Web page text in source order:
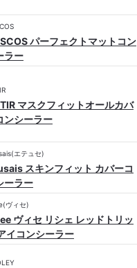
パーフェクトマットコン
ラー
マスクフィットオールカバ
ンシーラー
エテュセ)
スキンフィット カバーコ
ーラー
ヴィセ)
ヴィセ リシェ レッドトリッ
イコンシーラー